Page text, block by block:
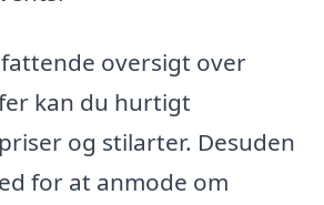
oversigt over
kan du hurtigt
og stilarter. Desuden
for at anmode om